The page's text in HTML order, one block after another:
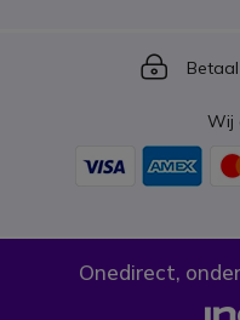
Icon
Wij
Onedirect,